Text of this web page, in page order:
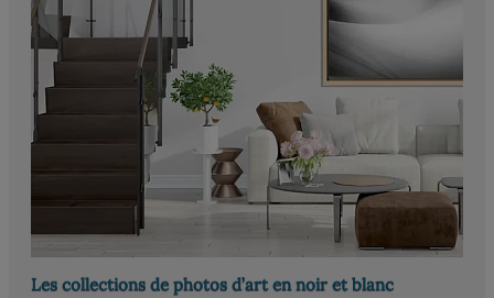
Les collections de photos d’art en noir et blanc